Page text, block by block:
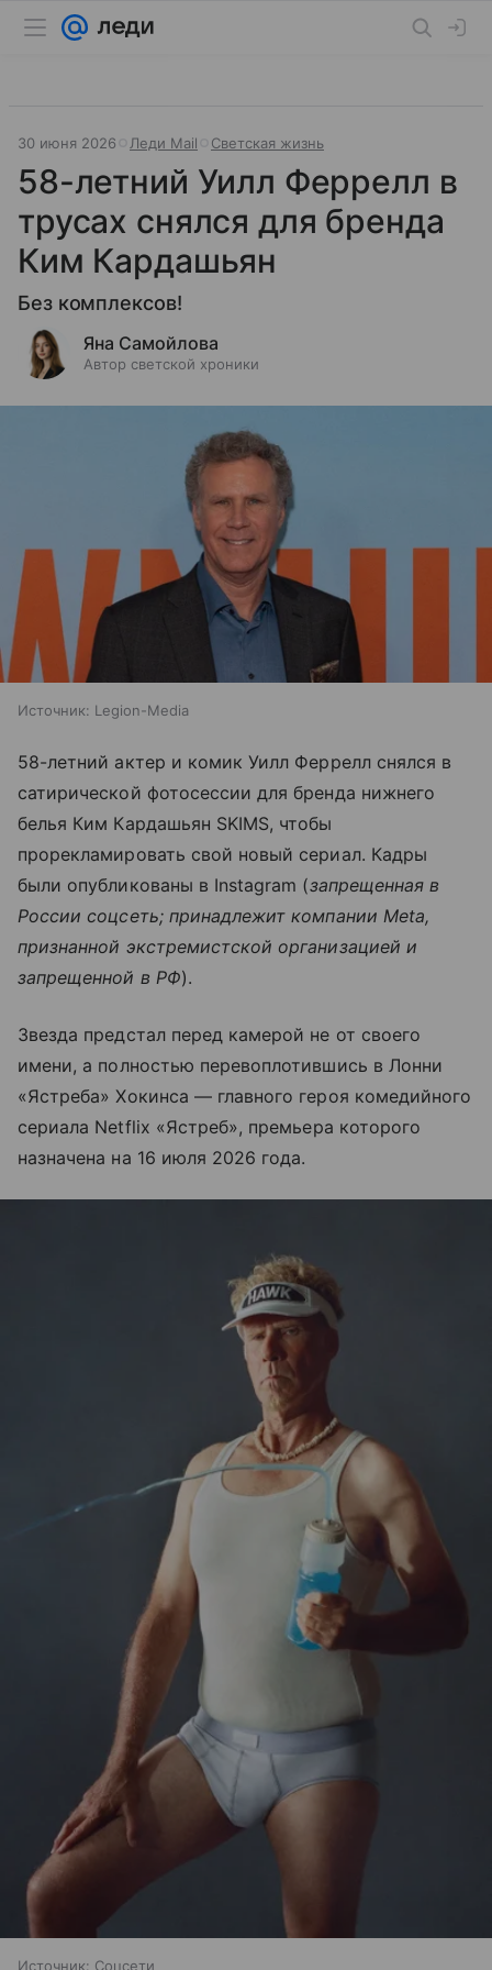
30 июня 2026 Леди Mail Светская жизнь
58-летний Уилл Феррелл в
трусах снялся для бренда
Ким Кардашьян
Без комплексов!
Яна Самойлова
Автор светской хроники
Источник: Legion-Media
58-летний актер и комик Уилл Феррелл снялся в
сатирической фотосессии для бренда нижнего
белья Ким Кардашьян SKIMS, чтобы
прорекламировать свой новый сериал. Кадры
были опубликованы в Instagram (запрещенная в
России соцсеть; принадлежит компании Meta,
признанной экстремистской организацией и
запрещенной в РФ).
Звезда предстал перед камерой не от своего
имени, а полностью перевоплотившись в Лонни
«Ястреба» Хокинса — главного героя комедийного
сериала Netflix «Ястреб», премьера которого
назначена на 16 июля 2026 года.
Источник: Соцсети